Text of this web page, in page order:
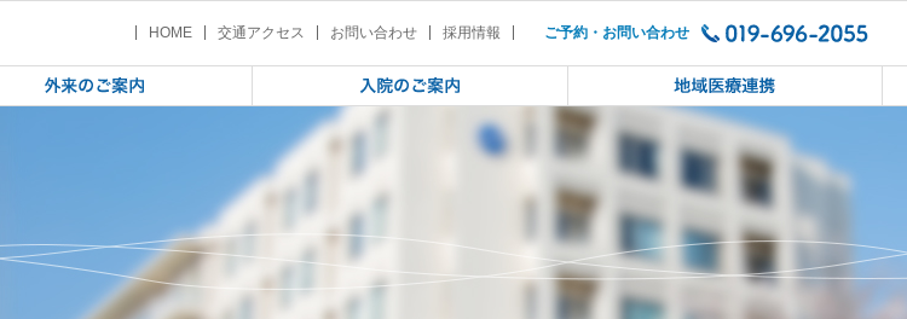
禍において子どもの心を蝕んだものの正体は何か？」（2022/7/5）
学校教育研究会研究大会「コロナ禍において子どもの
HOME 交通アクセス お問い合わせ 採用情報 ご予約・お問い合わせ